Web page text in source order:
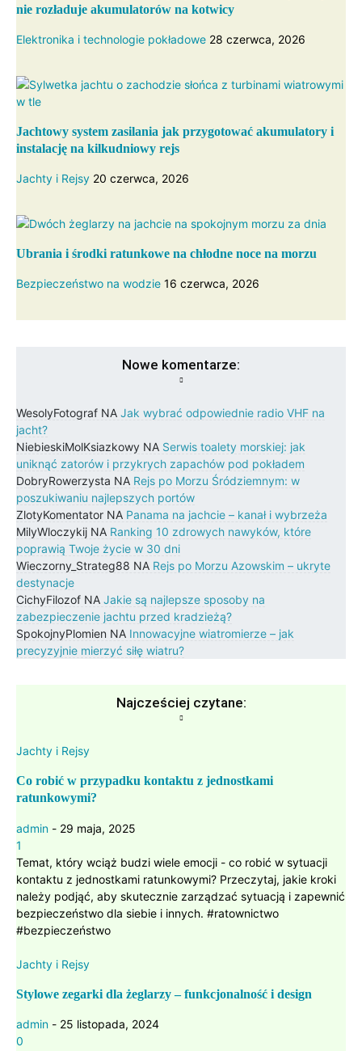
nie rozładuje akumulatorów na kotwicy
Elektronika i technologie pokładowe 28 czerwca, 2026
Jachtowy system zasilania jak przygotować akumulatory i
instalację na kilkudniowy rejs
Jachty i Rejsy 20 czerwca, 2026
Ubrania i środki ratunkowe na chłodne noce na morzu
Bezpieczeństwo na wodzie 16 czerwca, 2026
Nowe komentarze:
WesolyFotograf NA Jak wybrać odpowiednie radio VHF na
jacht?
NiebieskiMolKsiazkowy NA Serwis toalety morskiej: jak
uniknąć zatorów i przykrych zapachów pod pokładem
DobryRowerzysta NA Rejs po Morzu Śródziemnym: w
poszukiwaniu najlepszych portów
ZlotyKomentator NA Panama na jachcie – kanał i wybrzeża
MilyWloczykij NA Ranking 10 zdrowych nawyków, które
poprawią Twoje życie w 30 dni
Wieczorny_Strateg88 NA Rejs po Morzu Azowskim – ukryte
destynacje
CichyFilozof NA Jakie są najlepsze sposoby na
zabezpieczenie jachtu przed kradzieżą?
SpokojnyPlomien NA Innowacyjne wiatromierze – jak
precyzyjnie mierzyć siłę wiatru?
Najcześciej czytane:
Jachty i Rejsy
Co robić w przypadku kontaktu z jednostkami
ratunkowymi?
admin - 29 maja, 2025
1
Temat, który wciąż budzi wiele emocji - co robić w sytuacji
kontaktu z jednostkami ratunkowymi? Przeczytaj, jakie kroki
należy podjąć, aby skutecznie zarządzać sytuacją i zapewnić
bezpieczeństwo dla siebie i innych. #ratownictwo
#bezpieczeństwo
Jachty i Rejsy
Stylowe zegarki dla żeglarzy – funkcjonalność i design
admin - 25 listopada, 2024
0